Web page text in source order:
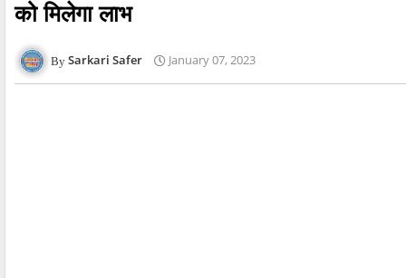
को मिलेगा लाभ
Sarkari Safer January 07, 2023